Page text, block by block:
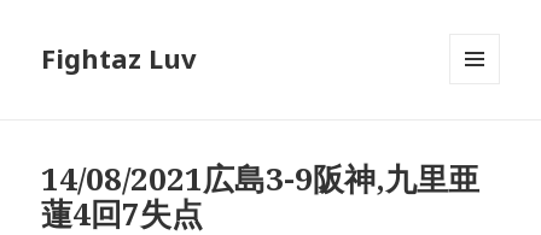
Fightaz Luv
14/08/2021広島3-9阪神,九里亜
蓮4回7失点